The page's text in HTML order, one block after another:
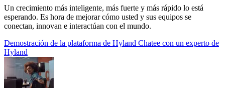
Un crecimiento más inteligente, más fuerte y más rápido lo está
esperando. Es hora de mejorar cómo usted y sus equipos se
conectan, innovan e interactúan con el mundo.
Demostración de la plataforma de Hyland Chatee con un experto de
Hyland